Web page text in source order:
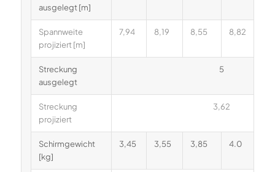
ausgelegt [m]
Spannweite
projiziert [m]
7,94 8,19 8,55 8,82
Streckung
ausgelegt
5
Streckung
projiziert
3,62
Schirmgewicht
[kg]
3,45 3,55 3,85 4.0